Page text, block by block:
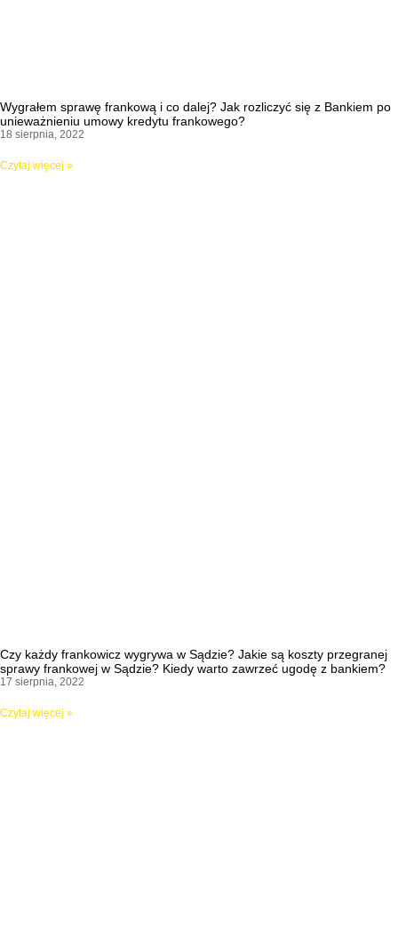
Wygrałem sprawę frankową i co dalej? Jak rozliczyć się z Bankiem po
unieważnieniu umowy kredytu frankowego?
18 sierpnia, 2022
Czytaj więcej »
Czy każdy frankowicz wygrywa w Sądzie? Jakie są koszty przegranej
sprawy frankowej w Sądzie? Kiedy warto zawrzeć ugodę z bankiem?
17 sierpnia, 2022
Czytaj więcej »